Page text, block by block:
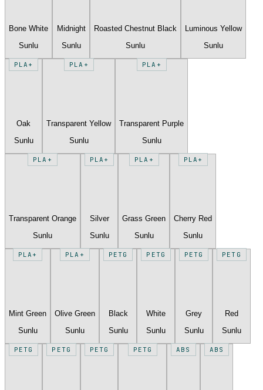
Bone White
Sunlu
Midnight
Sunlu
Roasted Chestnut Black
Sunlu
Luminous Yellow
Sunlu
PLA+
Oak
Sunlu
PLA+
Transparent Yellow
Sunlu
PLA+
Transparent Purple
Sunlu
PLA+
Transparent Orange
Sunlu
PLA+
Silver
Sunlu
PLA+
Grass Green
Sunlu
PLA+
Cherry Red
Sunlu
PLA+
Mint Green
Sunlu
PLA+
Olive Green
Sunlu
PETG
Black
Sunlu
PETG
White
Sunlu
PETG
Grey
Sunlu
PETG
Red
Sunlu
PETG PETG PETG PETG ABS ABS